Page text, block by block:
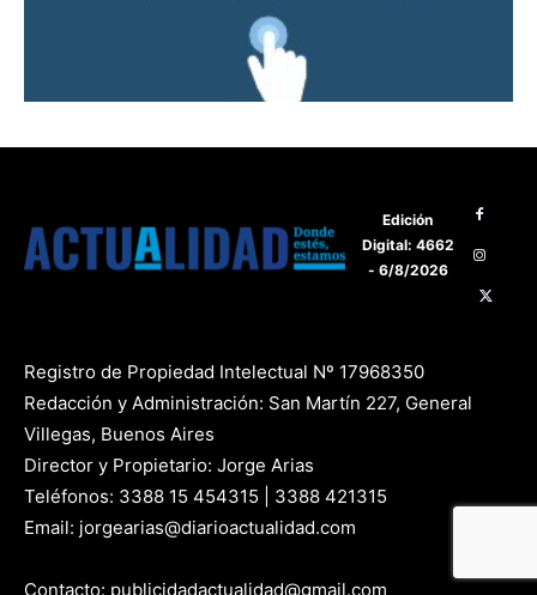
Edición
Digital: 4662
- 6/8/2026
Registro de Propiedad Intelectual Nº 17968350
Redacción y Administración: San Martín 227, General
Villegas, Buenos Aires
Director y Propietario: Jorge Arias
Teléfonos: 3388 15 454315 | 3388 421315
Email: jorgearias@diarioactualidad.com
Contacto: publicidadactualidad@gmail.com